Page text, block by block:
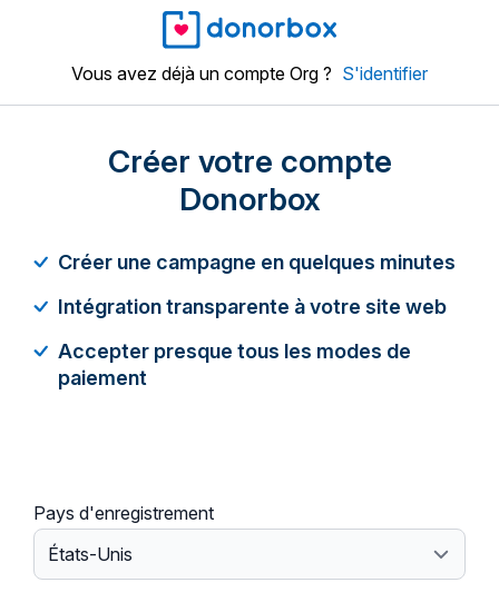
Vous avez déjà un compte Org ? S'identifier
Créer votre compte
Donorbox
Créer une campagne en quelques minutes
Intégration transparente à votre site web
Accepter presque tous les modes de
paiement
Pays d'enregistrement